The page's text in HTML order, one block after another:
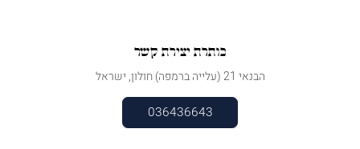
כותרת יצירת קשר
הבנאי 21 (עלייה ברמפה) חולון, ישראל
036436643